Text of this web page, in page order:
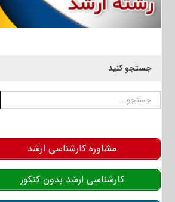
جستجو کنید
جستجو
مشاوره کارشناسی ارشد
کارشناسی ارشد بدون کنکور